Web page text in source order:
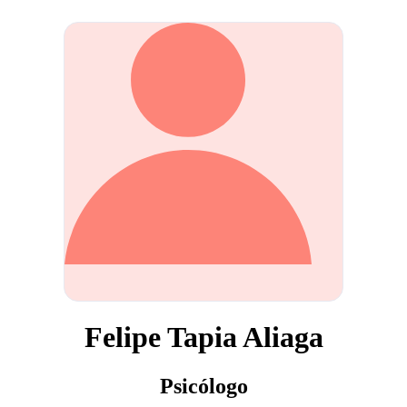
Felipe Tapia Aliaga
Psicólogo